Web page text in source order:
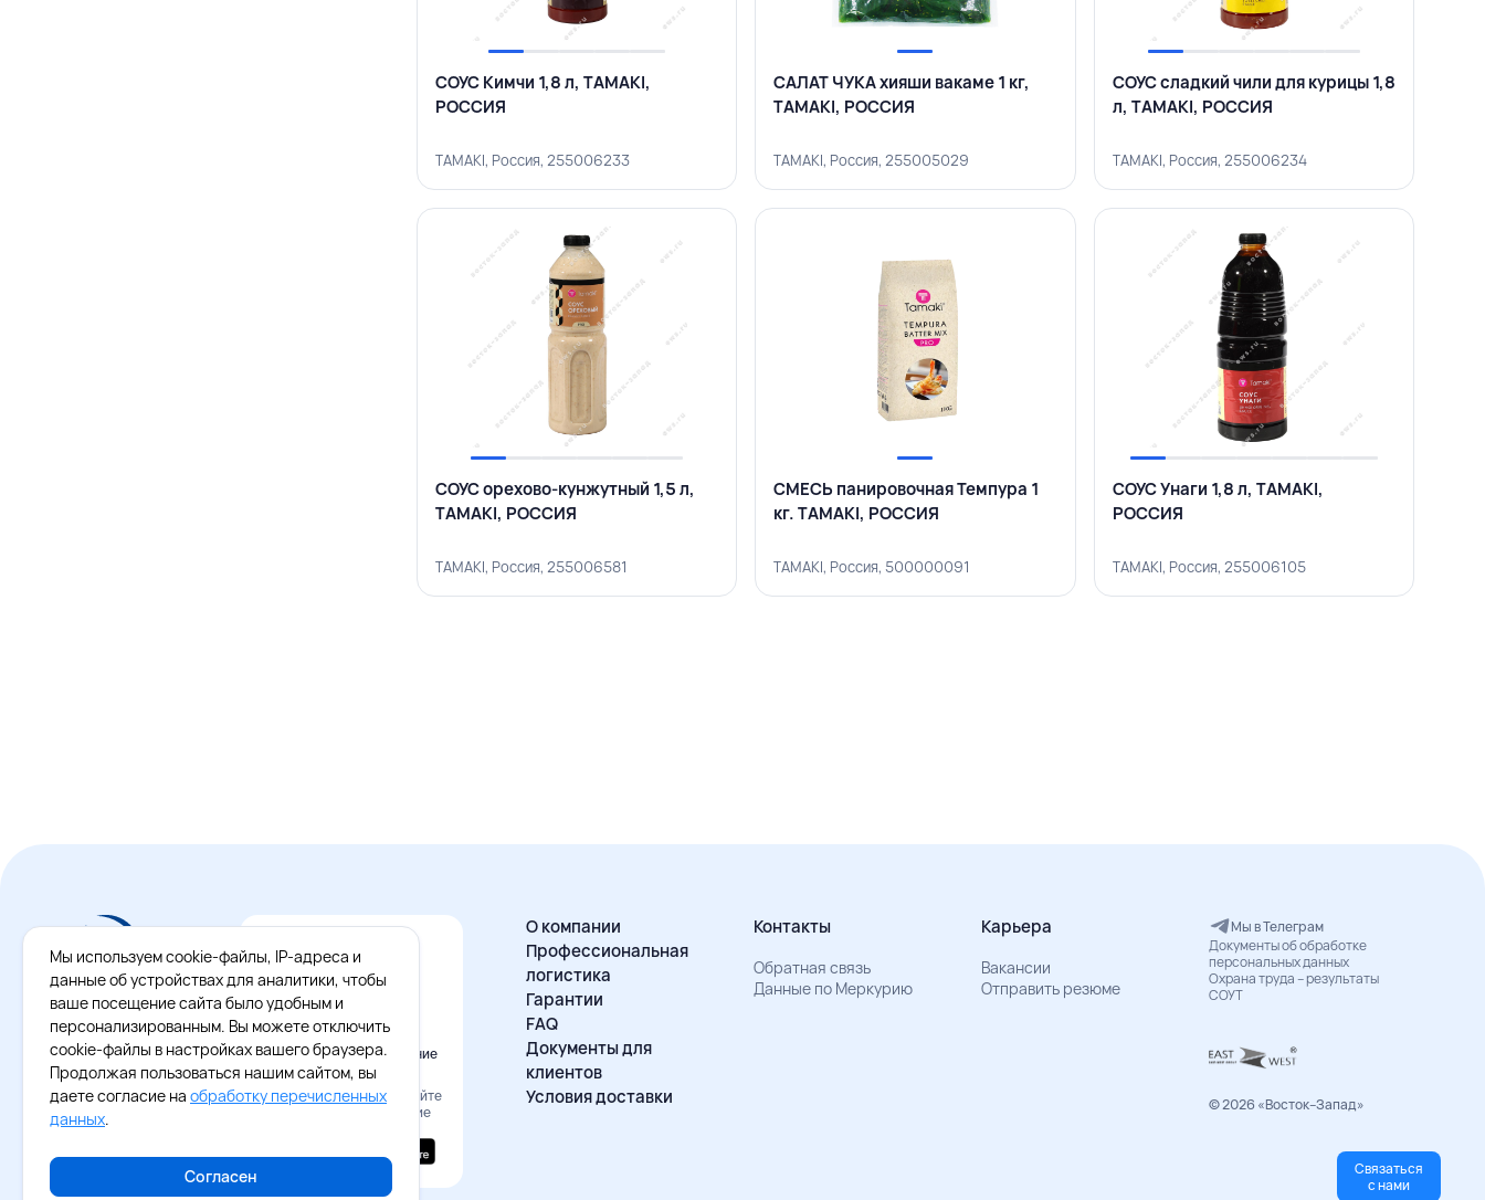
СОУС Кимчи 1,8 л, TAMAKI,
РОССИЯ
TAMAKI, Россия, 255006233
САЛАТ ЧУКА хияши вакаме 1 кг,
TAMAKI, РОССИЯ
TAMAKI, Россия, 255005029
СОУС сладкий чили для курицы 1,8
л, TAMAKI, РОССИЯ
TAMAKI, Россия, 255006234
СОУС орехово-кунжутный 1,5 л,
TAMAKI, РОССИЯ
TAMAKI, Россия, 255006581
СМЕСЬ панировочная Темпура 1
кг. TAMAKI, РОССИЯ
TAMAKI, Россия, 500000091
СОУС Унаги 1,8 л, TAMAKI,
РОССИЯ
TAMAKI, Россия, 255006105
Официальное приложение
Восток - Запад
Наведите камеру и скачайте
бесплатное приложение
О компании
Профессиональная
логистика
Гарантии
FAQ
Документы для
клиентов
Условия доставки
Контакты
Обратная связь
Данные по Меркурию
Карьера
Вакансии
Отправить резюме
Мы в Телеграм
Документы об обработке
персональных данных
Охрана труда – результаты
СОУТ
© 2026 «Восток–Запад»
Связаться
с нами
Мы используем cookie-файлы, IP-адреса и
данные об устройствах для аналитики, чтобы
ваше посещение сайта было удобным и
персонализированным. Вы можете отключить
cookie-файлы в настройках вашего браузера.
Продолжая пользоваться нашим сайтом, вы
даете согласие на обработку перечисленных
данных.
Согласен